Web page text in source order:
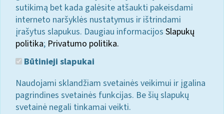
sutikimą bet kada galėsite atšaukti pakeisdami
interneto naršyklės nustatymus ir ištrindami
įrašytus slapukus. Daugiau informacijos Slapukų
politika; Privatumo politika.
Būtinieji slapukai
Naudojami sklandžiam svetainės veikimui ir įgalina
pagrindines svetainės funkcijas. Be šių slapukų
svetainė negali tinkamai veikti.